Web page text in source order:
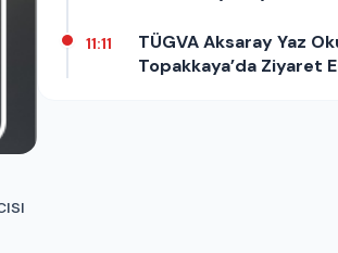
11:11
TÜGVA Aksaray Yaz
Topakkaya’da Ziyaret